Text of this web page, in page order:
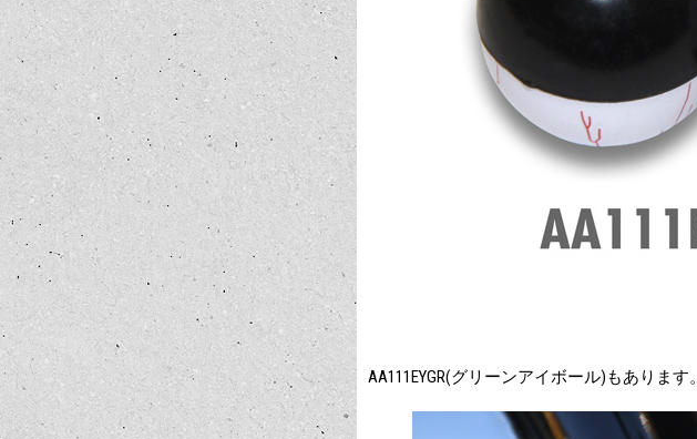
AA111EYGR(グリーンアイボール)もあります。